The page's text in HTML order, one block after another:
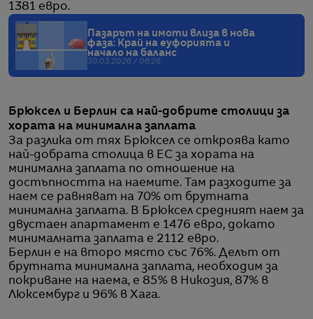
1381 евро.
Пазарът на имоти влиза в нова
фаза: Край на еуфорията и
начало на баланс
30.03.2026 / 06:26
Брюксел и Берлин са най-добрите столици за
хората на минимална заплата
За разлика от тях Брюксел се откроява като
най-добрата столица в ЕС за хората на
минимална заплата по отношение на
достъпността на наемите. Там разходите за
наем се равняват на 70% от брутната
минимална заплата. В Брюксел средният наем за
двустаен апартамент е 1476 евро, докато
минималната заплата е 2112 евро.
Берлин е на второ място със 76%. Делът от
брутната минимална заплата, необходим за
покриване на наема, е 85% в Никозия, 87% в
Люксембург и 96% в Хага.